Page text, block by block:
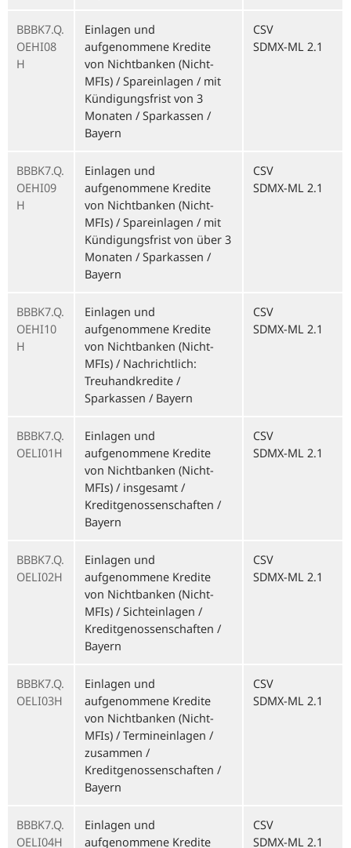
BBBK7.Q.
OEHI08
H
Einlagen und
aufgenommene Kredite
von Nichtbanken (Nicht-
MFIs) / Spareinlagen / mit
Kündigungsfrist von 3
Monaten / Sparkassen /
Bayern
CSV
SDMX-ML 2.1
BBBK7.Q.
OEHI09
H
Einlagen und
aufgenommene Kredite
von Nichtbanken (Nicht-
MFIs) / Spareinlagen / mit
Kündigungsfrist von über 3
Monaten / Sparkassen /
Bayern
CSV
SDMX-ML 2.1
BBBK7.Q.
OEHI10
H
Einlagen und
aufgenommene Kredite
von Nichtbanken (Nicht-
MFIs) / Nachrichtlich:
Treuhandkredite /
Sparkassen / Bayern
CSV
SDMX-ML 2.1
BBBK7.Q.
OELI01H
Einlagen und
aufgenommene Kredite
von Nichtbanken (Nicht-
MFIs) / insgesamt /
Kreditgenossenschaften /
Bayern
CSV
SDMX-ML 2.1
BBBK7.Q.
OELI02H
Einlagen und
aufgenommene Kredite
von Nichtbanken (Nicht-
MFIs) / Sichteinlagen /
Kreditgenossenschaften /
Bayern
CSV
SDMX-ML 2.1
BBBK7.Q.
OELI03H
Einlagen und
aufgenommene Kredite
von Nichtbanken (Nicht-
MFIs) / Termineinlagen /
zusammen /
Kreditgenossenschaften /
Bayern
CSV
SDMX-ML 2.1
BBBK7.Q.
OELI04H
Einlagen und
aufgenommene Kredite
CSV
SDMX-ML 2.1